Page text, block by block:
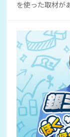
を使った取材が